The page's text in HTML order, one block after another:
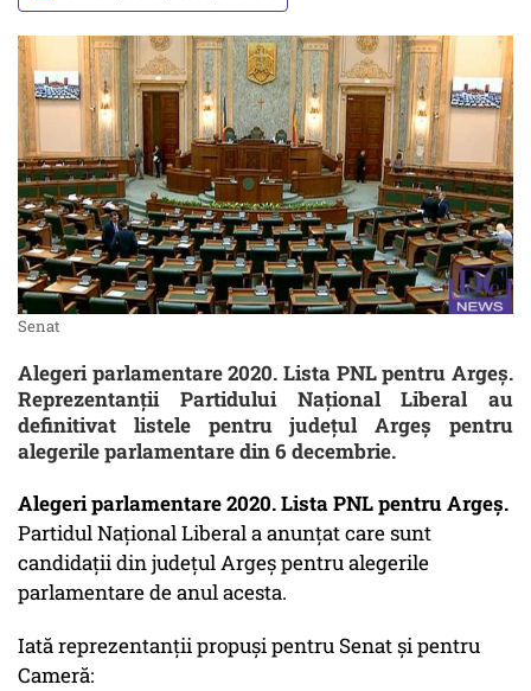
Senat
Alegeri parlamentare 2020. Lista PNL pentru Argeș.
Reprezentanții Partidului Național Liberal au
definitivat listele pentru județul Argeș pentru
alegerile parlamentare din 6 decembrie.
Alegeri parlamentare 2020. Lista PNL pentru Argeș.
Partidul Național Liberal a anunțat care sunt
candidații din județul Argeș pentru alegerile
parlamentare de anul acesta.
Iată reprezentanții propuși pentru Senat și pentru
Cameră: